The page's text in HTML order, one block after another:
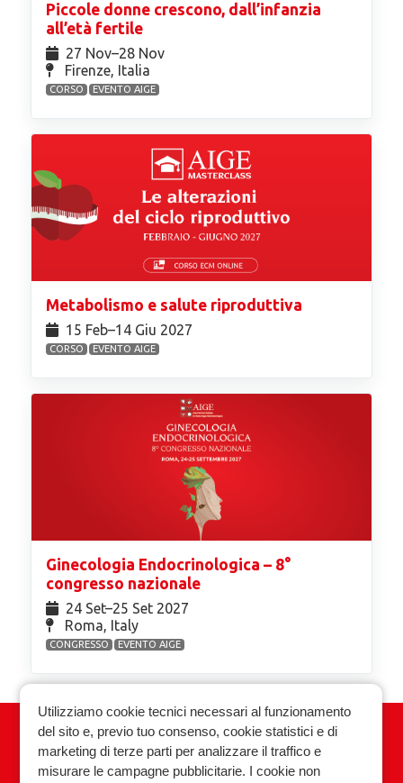
Piccole donne crescono, dall’infanzia
all’età fertile
27 Nov⁠–28 Nov
Firenze, Italia
CORSO EVENTO AIGE
Metabolismo e salute riproduttiva
15 Feb⁠–14 Giu 2027
CORSO EVENTO AIGE
Ginecologia Endocrinologica – 8°
congresso nazionale
24 Set⁠–25 Set 2027
Roma, Italy
CONGRESSO EVENTO AIGE
Associazione Italiana Ginecologia
Endocrinologica
Utilizziamo cookie tecnici necessari al funzionamento
del sito e, previo tuo consenso, cookie statistici e di
marketing di terze parti per analizzare il traffico e
misurare le campagne pubblicitarie. I cookie non